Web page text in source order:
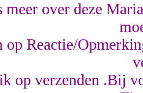
meer over deze
Reactie/
op verzenden .Bij